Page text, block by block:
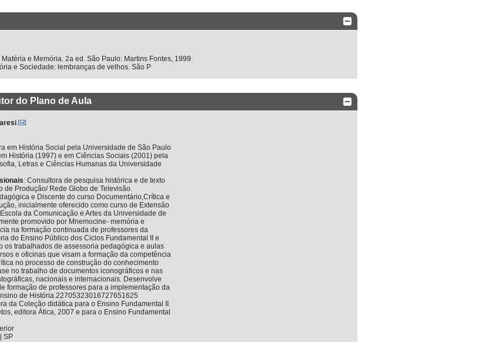
Matéria e Memória. 2a ed. São Paulo: Martins Fontes, 1999.
e Sociedade: lembranças de velhos. São P
do Plano de Aula
em História Social pela Universidade de São Paulo
História (1997) e em Ciências Sociais (2001) pela
Letras e Ciências Humanas da Universidade
: Consultora de pesquisa histórica e de texto
de Produção/ Rede Globo de Televisão.
e Discente do curso Documentário,Crítica e
inicialmente oferecido como curso de Extensão
da Comunicação e Artes da Universidade de
promovido por Mnemocine- memória e
na formação continuada de professores da
do Ensino Público dos Ciclos Fundamental II e
os trabalhados de assessoria pedagógica e aulas
e oficinas que visam a formação da competência
no processo de construção do conhecimento
no trabalho de documentos iconográficos e nas
nacionais e internacionais. Desenvolve
formação de professores para a implementação da
de História.22705323016727651625
da Coleção didática para o Ensino Fundamental II
editora Ática, 2007 e para o Ensino Fundamental
SP